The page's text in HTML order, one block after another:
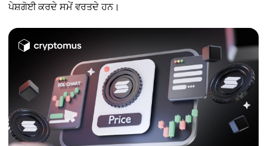
ਪੇਸ਼ਗੋਈ ਕਰਦੇ ਸਮੇਂ ਵਰਤਦੇ ਹਨ।